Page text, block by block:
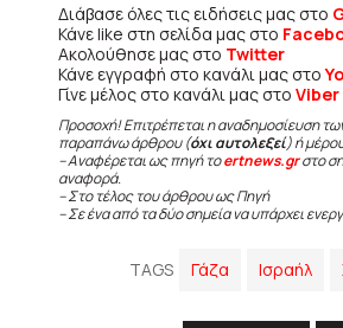
Διάβασε όλες τις ειδήσεις μας στο
Κάνε like στη σελίδα μας στο
Ακολούθησε μας στο Twitter
Κάνε εγγραφή στο κανάλι μας στο
Γίνε μέλος στο κανάλι μας στο Viber
Προσοχή! Επιτρέπεται η αναδημοσίευση
παραπάνω άρθρου (όχι αυτολεξεί) ή
– Αναφέρεται ως πηγή τοertnews.grστο
αναφορά.
– Στο τέλος του άρθρου ως Πηγή
– Σε ένα από τα δύο σημεία να υπάρχει
TAGS Γάζα Ισραήλ